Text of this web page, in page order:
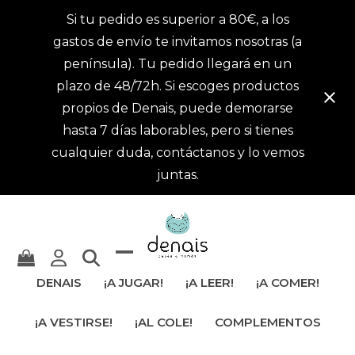
Si tu pedido es superior a 80€, a los
gastos de envío te invitamos nosotras (a
península). Tu pedido llegará en un
plazo de 48/72h. Si escoges productos
propios de Denais, puede demorarse
hasta 7 días laborables, pero si tienes
cualquier duda, contáctanos y lo vemos
juntas.
ocultar
móvil
DENAIS ¡A JUGAR! ¡A LEER! ¡A COMER!
¡A VESTIRSE! ¡AL COLE! COMPLEMENTOS